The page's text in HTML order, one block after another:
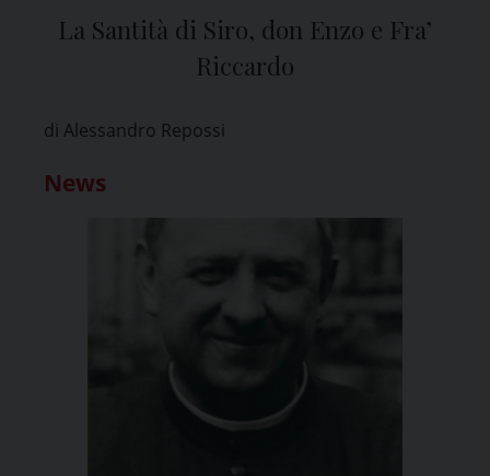
La Santità di Siro, don Enzo e Fra’
Riccardo
di Alessandro Repossi
News